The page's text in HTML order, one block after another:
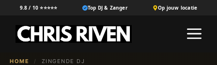
9.8 / 10 ⭐⭐⭐⭐⭐ Top DJ & Zanger Op jouw locatie
HOME / ZINGENDE DJ